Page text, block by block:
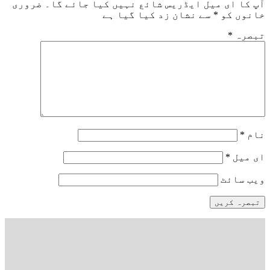
آپ کا ای میل ایڈریس شائع نہیں کیا جائے گا۔
ضروری
خانوں کو * سے نشان زد کیا گیا ہے
تبصرہ *
نام *
ای میل *
ویب‌ سائٹ